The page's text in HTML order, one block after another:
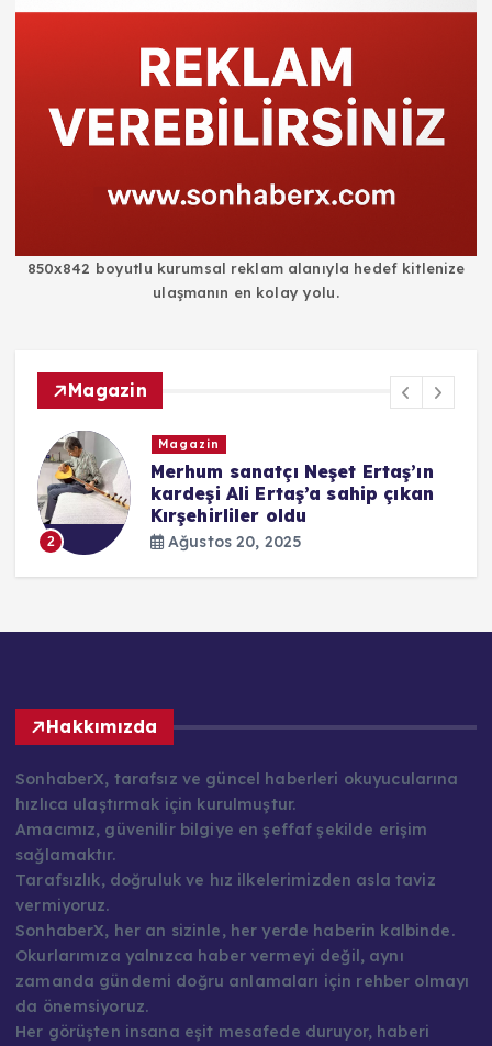
850x842 boyutlu kurumsal reklam alanıyla hedef kitlenize
ulaşmanın en kolay yolu.
Magazin
2
Magazin
Merhum sanatçı Neşet Ertaş’ın
kardeşi Ali Ertaş’a sahip çıkan
Kırşehirliler oldu
Ağustos 20, 2025
Hakkımızda
SonhaberX, tarafsız ve güncel haberleri okuyucularına
hızlıca ulaştırmak için kurulmuştur.
Amacımız, güvenilir bilgiye en şeffaf şekilde erişim
sağlamaktır.
Tarafsızlık, doğruluk ve hız ilkelerimizden asla taviz
vermiyoruz.
SonhaberX, her an sizinle, her yerde haberin kalbinde.
Okurlarımıza yalnızca haber vermeyi değil, aynı
zamanda gündemi doğru anlamaları için rehber olmayı
da önemsiyoruz.
Her görüşten insana eşit mesafede duruyor, haberi